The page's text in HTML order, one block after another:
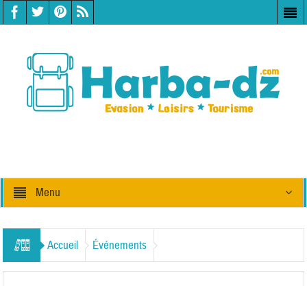
Menu
Accueil Événements